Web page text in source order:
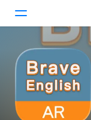
Today
遊戲
App